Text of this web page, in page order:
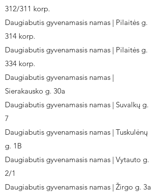
312/311 korp.
Daugiabutis gyvenamasis namas | Pilaitės g.
314 korp.
Daugiabutis gyvenamasis namas | Pilaitės g.
334 korp.
Daugiabutis gyvenamasis namas |
Sierakausko g. 30a
Daugiabutis gyvenamasis namas | Suvalkų g.
7
Daugiabutis gyvenamasis namas | Tuskulėnų
g. 1B
Daugiabutis gyvenamasis namas | Vytauto g.
2/1
Daugiabutis gyvenamasis namas | Žirgo g. 3a